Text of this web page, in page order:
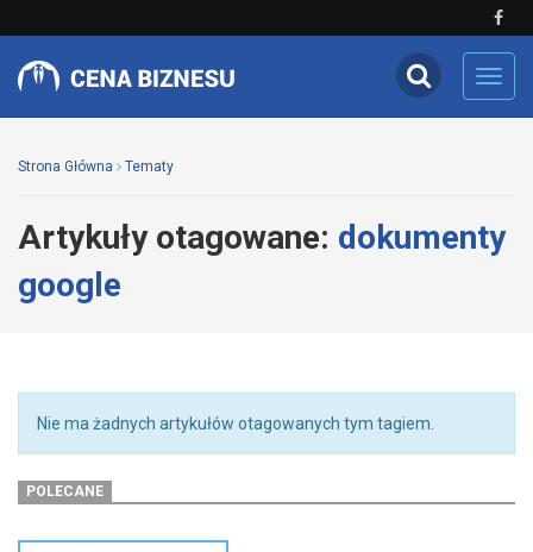
Strona Główna Tematy
Artykuły otagowane: dokumenty
google
Nie ma żadnych artykułów otagowanych tym tagiem.
POLECANE